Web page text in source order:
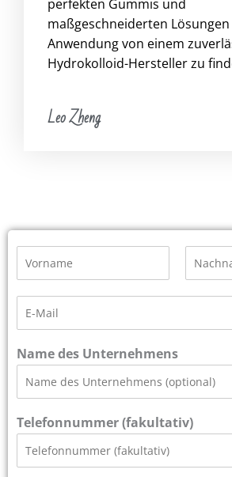
perfekten Gummis und
maßgeschneiderten
Anwendung von einem
Hydrokolloid-Hersteller zu
Leo Zheng
m
e
r
u
t
M
a
i
*
Name des Unternehmens
Telefonnummer (fakultativ)